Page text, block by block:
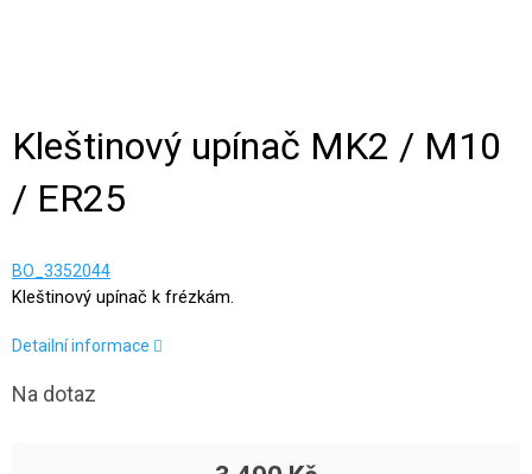
Kleštinový upínač MK2 / M10
/ ER25
BO_3352044
Kleštinový upínač k frézkám.
Detailní informace
Na dotaz